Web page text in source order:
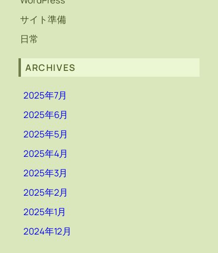
サイト準備
日常
ARCHIVES
2025年7月
2025年6月
2025年5月
2025年4月
2025年3月
2025年2月
2025年1月
2024年12月